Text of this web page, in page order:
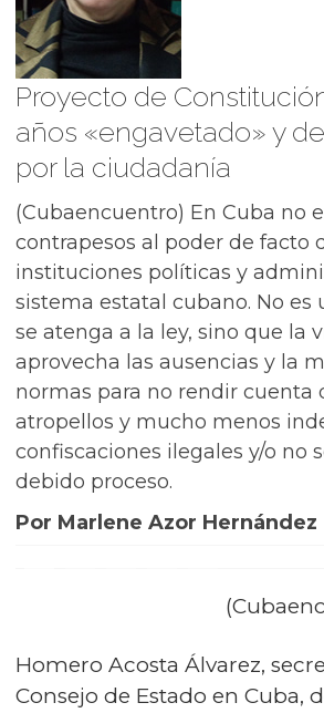
Proyecto de
años «engavetado» y
por la ciudadanía
(Cubaencuentro) En Cuba no
contrapesos al poder de facto
instituciones políticas y
sistema estatal cubano. No es
se atenga a la ley, sino que la
aprovecha las ausencias y la
normas para no rendir cuenta
atropellos y mucho menos
confiscaciones ilegales y/o no
debido proceso.
Por Marlene Azor Hernández
Homero Acosta Álvarez,
Consejo de Estado en Cuba,